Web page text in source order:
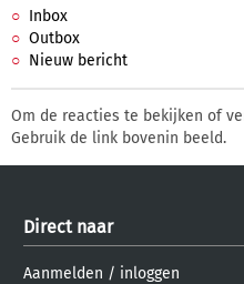
Inbox
Outbox
Nieuw bericht
Om de reacties te bekijken of
Gebruik de link bovenin beeld.
Direct naar
Aanmelden / inloggen